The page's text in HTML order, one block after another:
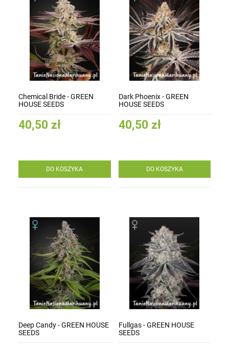
Chemical Bride - GREEN
HOUSE SEEDS
40,50 zł
DO KOSZYKA
Dark Phoenix - GREEN
HOUSE SEEDS
40,50 zł
DO KOSZYKA
Deep Candy - GREEN HOUSE
SEEDS
Fullgas - GREEN HOUSE
SEEDS